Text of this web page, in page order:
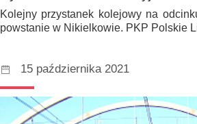
Kolejny przystanek kolejowy na
powstanie w Nikielkowie. PKP Polskie
15 października 2021